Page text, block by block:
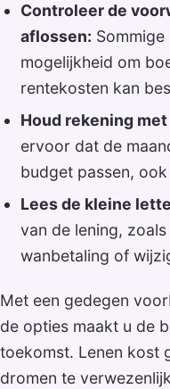
Controleer de
aflossen:
mogelijkheid om
rentekosten kan
Houd rekening
ervoor dat de
budget passen,
Lees de kleine
van de lening,
wanbetaling of
Met een gedegen
de opties maakt u de
toekomst. Lenen kost
dromen te